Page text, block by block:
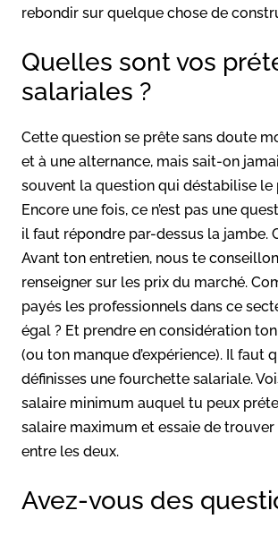
rebondir sur quelque chose de
Quelles sont vos
salariales ?
Cette question se prête sans doute
et à une alternance, mais sait-on
souvent la question qui déstabilise le
Encore une fois, ce n’est pas une
il faut répondre par-dessus la jambe.
Avant ton entretien, nous te
renseigner sur les prix du marché.
payés les professionnels dans ce
égal ? Et prendre en considération
(ou ton manque d’expérience). Il faut
définisses une fourchette salariale.
salaire minimum auquel tu peux
salaire maximum et essaie de
entre les deux.
Avez-vous des